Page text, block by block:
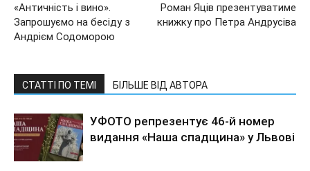
«Античність і вино».
Запрошуємо на бесіду з
Андрієм Содоморою
Роман Яців презентуватиме
книжку про Петра Андрусіва
СТАТТІ ПО ТЕМІ БІЛЬШЕ ВІД АВТОРА
УФОТО репрезентує 46-й номер
видання «Наша спадщина» у Львові